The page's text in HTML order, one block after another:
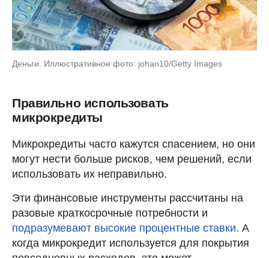
Деньги. Иллюстративное фото: johan10/Getty Images
Правильно использовать
микрокредиты
Микрокредиты часто кажутся спасением, но они
могут нести больше рисков, чем решений, если
использовать их неправильно.
Эти финансовые инструменты рассчитаны на
разовые краткосрочные потребности и
подразумевают высокие процентные ставки. А
когда микрокредит используется для покрытия